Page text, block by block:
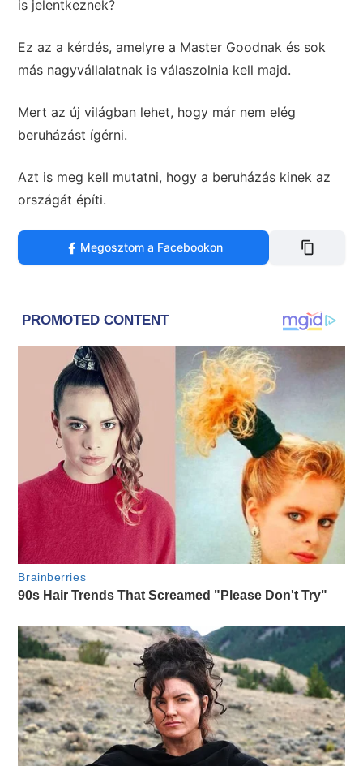
is jelentkeznek?
Ez az a kérdés, amelyre a Master Goodnak és sok
más nagyvállalatnak is válaszolnia kell majd.
Mert az új világban lehet, hogy már nem elég
beruházást ígérni.
Azt is meg kell mutatni, hogy a beruházás kinek az
országát építi.
Megosztom a Facebookon